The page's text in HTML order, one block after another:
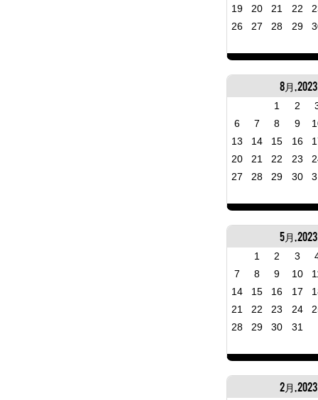
19
20 21 22
26
27 28 29
8月, 2023
1 2
6
7 8 9
13
14 15 16
20
21 22 23
27
28 29 30
5月, 2023
1 2 3
7
8 9 10
14
15 16 17
21
22 23 24
28
29 30 31
2月, 2023